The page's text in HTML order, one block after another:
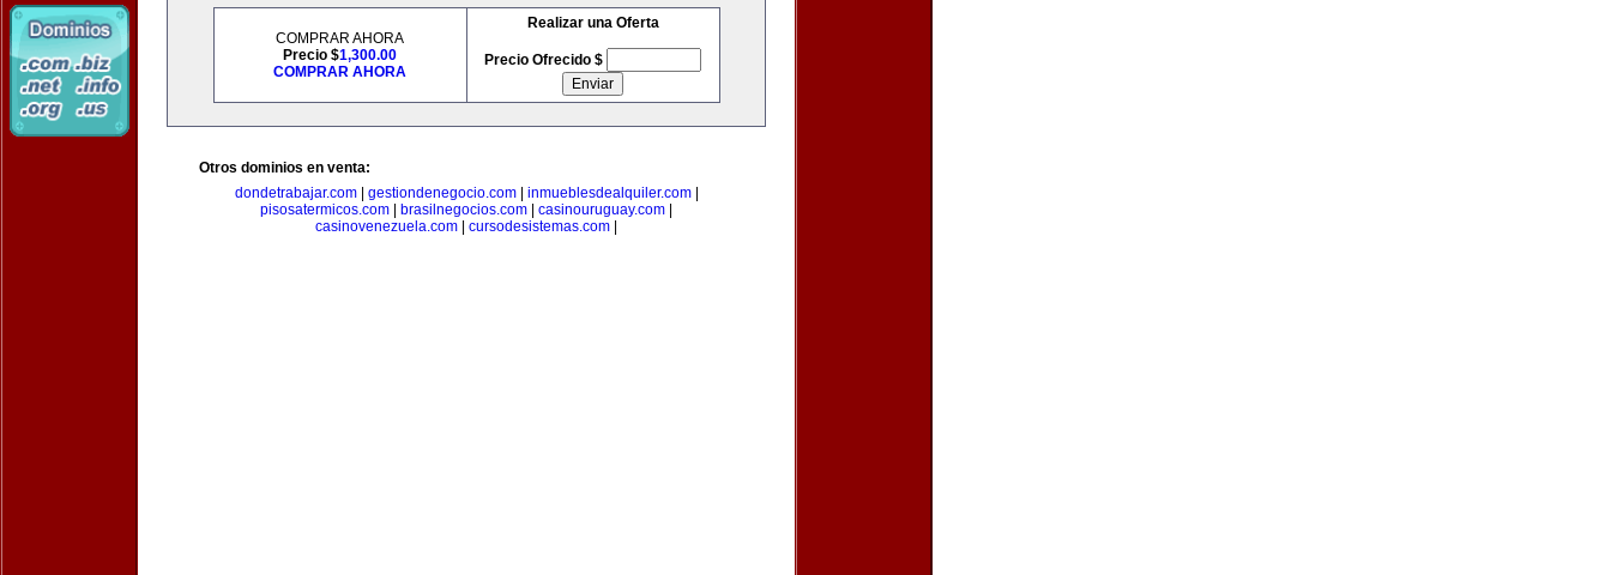
COMPRAR AHORA
Precio $1,300.00
COMPRAR AHORA
Realizar una Oferta
Precio Ofrecido $
Otros dominios en venta:
dondetrabajar.com| gestiondenegocio.com| inmueblesdealquiler.com|
pisosatermicos.com
brasilnegocios.com casinouruguay.com
casinovenezuela.com
cursodesistemas.com